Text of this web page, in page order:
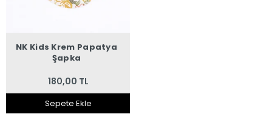
NK Kids Krem Papatya
Şapka
180,00 TL
Sepete Ekle